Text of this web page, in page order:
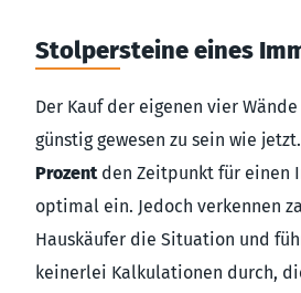
Stolpersteine eines
Der Kauf der eigenen vier
günstig gewesen zu sein wie
Prozent den Zeitpunkt für einen
optimal ein. Jedoch verkennen
Hauskäufer die Situation und
keinerlei Kalkulationen durch,